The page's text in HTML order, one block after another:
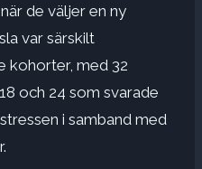
de väljer en ny
var särskilt
kohorter, med 32
och 24 som svarade
i samband med